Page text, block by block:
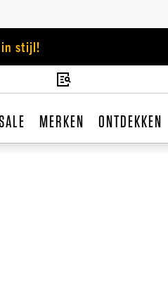
in stijl!
MERKEN ONTDEKKEN